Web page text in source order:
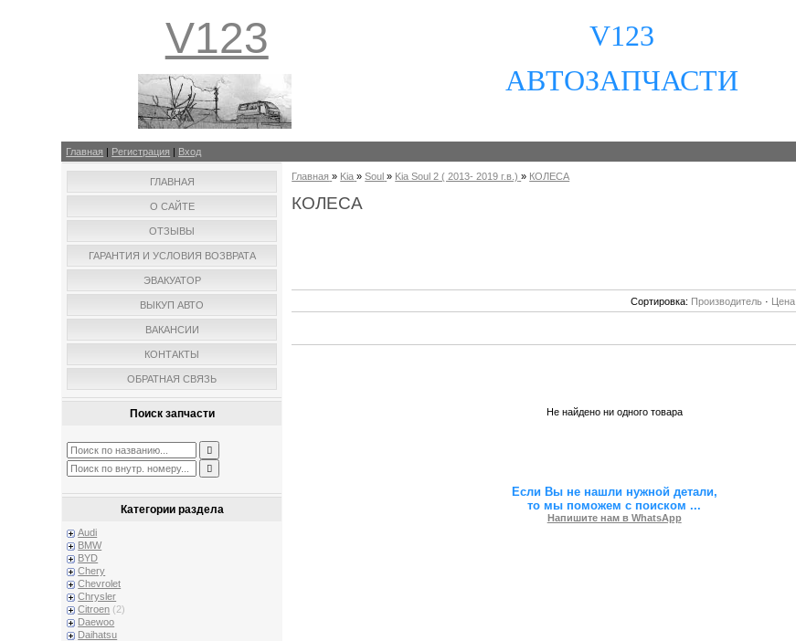
V123
V123
АВТОЗАПЧАСТИ
Главная | Регистрация | Вход
ГЛАВНАЯ
О САЙТЕ
ОТЗЫВЫ
ГАРАНТИЯ И УСЛОВИЯ ВОЗВРАТА
ЭВАКУАТОР
ВЫКУП АВТО
ВАКАНСИИ
КОНТАКТЫ
ОБРАТНАЯ СВЯЗЬ
Поиск запчасти
Категории раздела
Audi
BMW
BYD
Chery
Chevrolet
Chrysler
Citroen (2)
Daewoo
Daihatsu
Главная » Kia »Soul » Kia Soul 2 ( 2013- 2019 г.в.) » КОЛЕСА
КОЛЕСА
Сортировка: Производитель · Цена
Не найдено ни одного товара
Если Вы не нашли нужной детали,
то мы поможем с поиском...
Напишите нам в WhatsApp